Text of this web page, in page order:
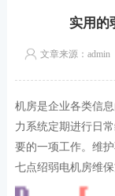
实用的
文章来源：admin
机房是企业各类信
力系统定期进行日
要的一项工作。维
七点绍弱电机房维保